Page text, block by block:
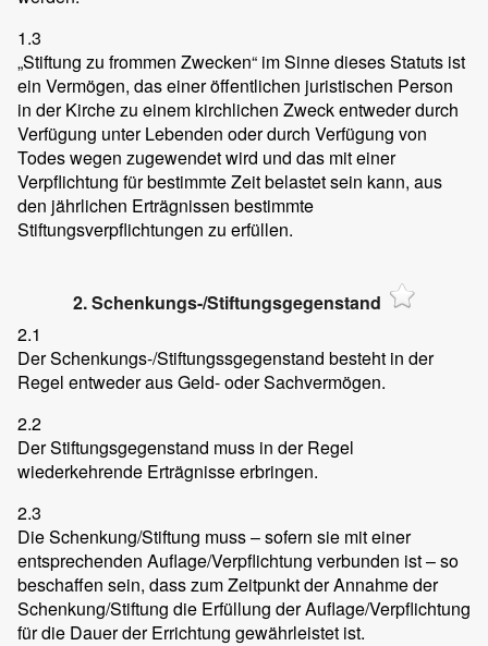
1.3
„Stiftung zu frommen Zwecken“ im Sinne dieses Statuts ist
ein Vermögen, das einer öffentlichen juristischen Person
in der Kirche zu einem kirchlichen Zweck entweder durch
Verfügung unter Lebenden oder durch Verfügung von
Todes wegen zugewendet wird und das mit einer
Verpflichtung für bestimmte Zeit belastet sein kann, aus
den jährlichen Erträgnissen bestimmte
Stiftungsverpflichtungen zu erfüllen.
2. Schenkungs-/Stiftungsgegenstand
2.1
Der Schenkungs-/Stiftungssgegenstand besteht in der
Regel entweder aus Geld- oder Sachvermögen.
2.2
Der Stiftungsgegenstand muss in der Regel
wiederkehrende Erträgnisse erbringen.
2.3
Die Schenkung/Stiftung muss – sofern sie mit einer
entsprechenden Auflage/Verpflichtung verbunden ist – so
beschaffen sein, dass zum Zeitpunkt der Annahme der
Schenkung/Stiftung die Erfüllung der Auflage/Verpflichtung
für die Dauer der Errichtung gewährleistet ist.